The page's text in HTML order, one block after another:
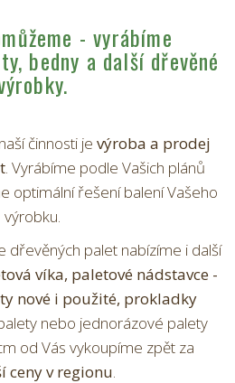
- vyrábíme
bedny a další dřevěné
činnosti je výroba a prodej
. Vyrábíme podle Vašich plánů
optimální řešení balení Vašeho
výrobku.
dřevěných palet nabízíme i další
víka, paletové nádstavce -
nové i použité, prokladky
nebo jednorázové palety
od Vás vykoupíme zpět za
ceny v regionu.